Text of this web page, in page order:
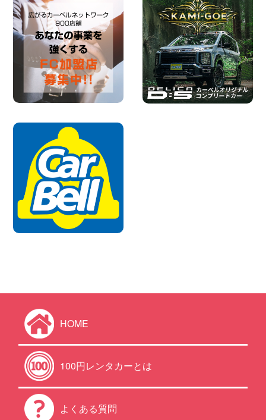
HOME
100円レンタカーとは
よくある質問